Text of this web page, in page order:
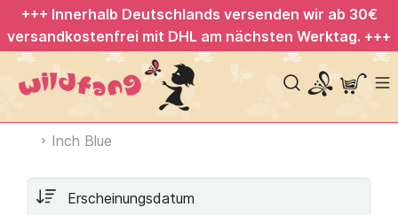
+++ Innerhalb Deutschlands versenden wir ab 30€
versandkostenfrei mit DHL am nächsten Werktag. +++
Inch Blue